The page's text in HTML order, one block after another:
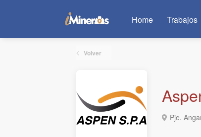
Home Trabajos
Volver
Pje.